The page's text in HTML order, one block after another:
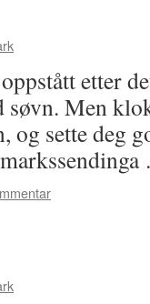
etter
Men
og sette deg